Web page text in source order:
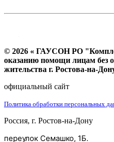
© 2026 « ГАУСОН РО
оказанию помощи лицам без
жительства г. Ростова-на-
официальный сайт
Политика обработки персональных
Россия, г. Ростов-на-Дону
переулок Семашко, 1Б.